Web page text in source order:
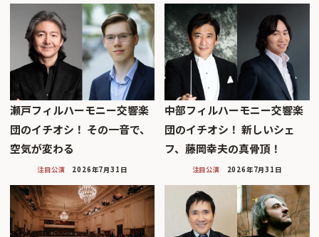
瀬戸フィルハーモニー交響楽
団のイチオシ！ その一音で、
空気が変わる
注目公演 2026年7月31日
中部フィルハーモニー交響楽
団のイチオシ！ 新しいシェ
フ、藤岡幸夫の真骨頂！
注目公演 2026年7月31日